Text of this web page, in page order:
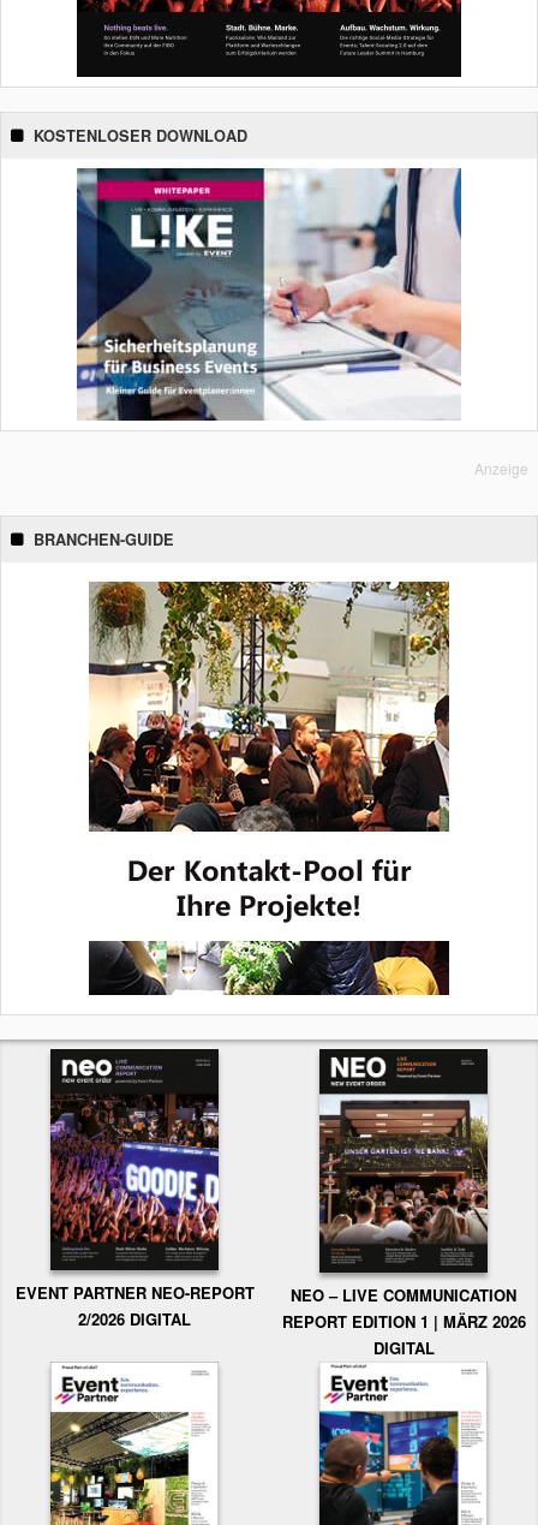
KOSTENLOSER DOWNLOAD
Anzeige
BRANCHEN-GUIDE
EVENT PARTNER NEO-REPORT
2/2026 DIGITAL
NEO – LIVE COMMUNICATION
REPORT EDITION 1 | MÄRZ 2026
DIGITAL